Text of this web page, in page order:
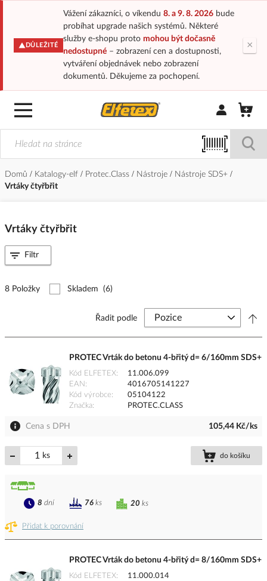
DŮLEŽITÉ
Vážení zákazníci, o víkendu 8. a 9. 8. 2026bude
probíhat upgrade našich systémů. Některé
služby e-shopu proto mohou být dočasně
nedostupné– zobrazení cen a dostupnosti,
vytváření objednávek nebo zobrazení
dokumentů. Děkujeme za pochopení.
×
Přihlásit/
Domů Katalogy-elf Protec.Class Nástroje
Nástroje SDS+
Vrtáky čtyřbřit
Vrtáky čtyřbřit
8 Položky Skladem (6)
Řadit podle
PROTEC Vrták do betonu 4-břitý d= 6/160mm SDS+
Kód ELFETEX
11.006.099
EAN
4016705141227
Kód výrobce
05104122
Značka
PROTEC.CLASS
Cena s DPH 105,44 Kč/ks
ks do košíku
Přidat k porovnání
20 ks
8 dní 76 ks
PROTEC Vrták do betonu 4-břitý d= 8/160mm SDS+
Kód ELFETEX
11.000.014
Filtr